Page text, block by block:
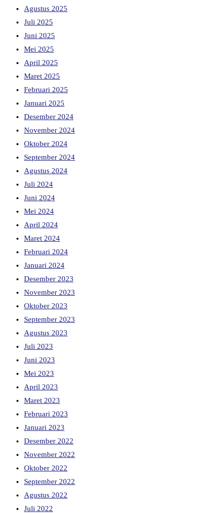
Agustus 2025
Juli 2025
Juni 2025
Mei 2025
April 2025
Maret 2025
Februari 2025
Januari 2025
Desember 2024
November 2024
Oktober 2024
September 2024
Agustus 2024
Juli 2024
Juni 2024
Mei 2024
April 2024
Maret 2024
Februari 2024
Januari 2024
Desember 2023
November 2023
Oktober 2023
September 2023
Agustus 2023
Juli 2023
Juni 2023
Mei 2023
April 2023
Maret 2023
Februari 2023
Januari 2023
Desember 2022
November 2022
Oktober 2022
September 2022
Agustus 2022
Juli 2022